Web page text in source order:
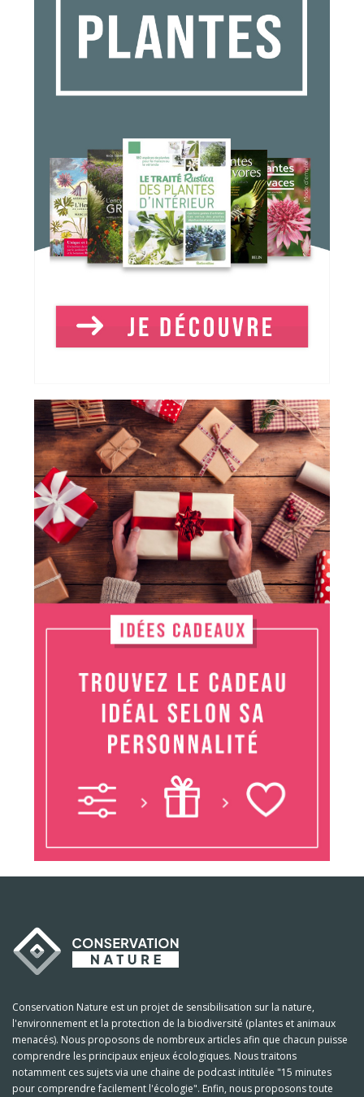
Conservation Nature est un projet de sensibilisation sur la nature,
l'environnement et la protection de la biodiversité (plantes et animaux
menacés). Nous proposons de nombreux articles afin que chacun puisse
comprendre les principaux enjeux écologiques. Nous traitons
notamment ces sujets via une chaine de podcast intitulée "15 minutes
pour comprendre facilement l'écologie". Enfin, nous proposons toute